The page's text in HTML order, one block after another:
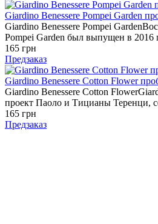
Giardino Benessere Pompei Garden
Giardino Benessere Pompei
Pompei Garden был выпущен в 2016
165 грн
Предзаказ
Giardino Benessere Cotton Flower
Giardino Benessere Cotton
проект Паоло и Тицианы Теренци,
165 грн
Предзаказ